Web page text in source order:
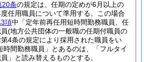
20条の規定は、任期の定めが6月以上の
任用職員について準用する。
この場合
項中「定年前再任用短時間勤務職員、任
(地方公共団体の一般職の任期付職員の
4条の規定により採用された職員をい
時間勤務職員」とあるのは、「フルタイ
」と読み替えるものとする。